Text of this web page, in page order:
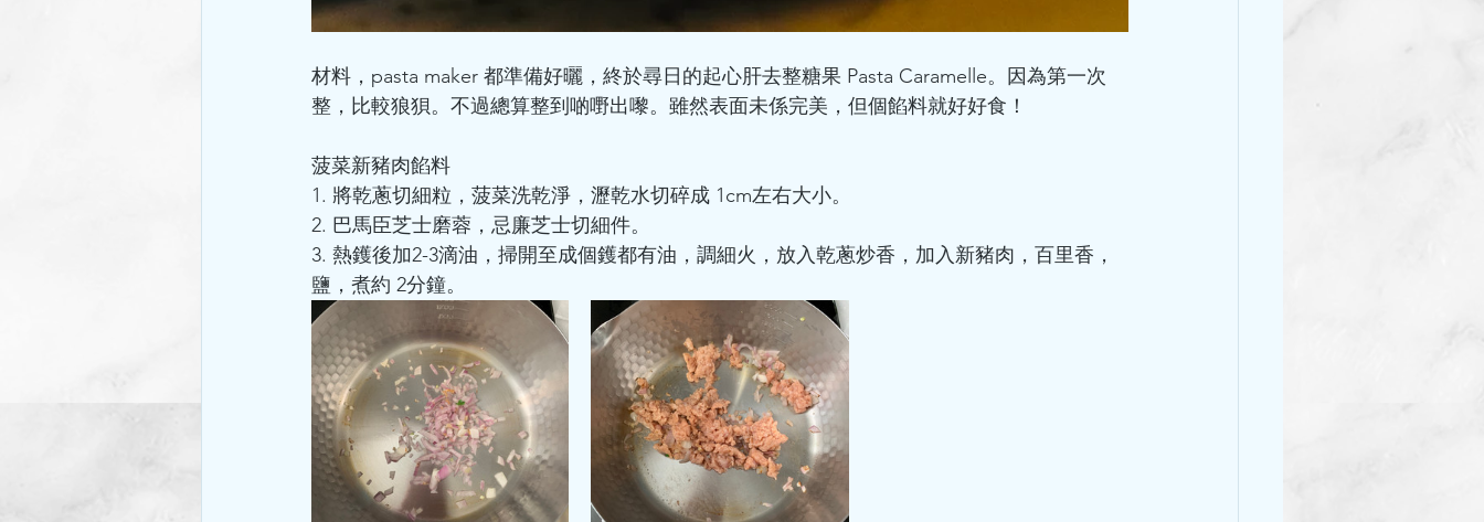
材料，pasta maker 都準備好曬，終於尋日的起心肝去整糖果 Pasta Caramelle。因為第一次
整，比較狼狽。不過總算整到啲嘢出嚟。雖然表面未係完美，但個餡料就好好食！
菠菜新豬肉餡料
1. 將乾蔥切細粒，菠菜洗乾淨，瀝乾水切碎成 1cm左右大小。
2. 巴馬臣芝士磨蓉，忌廉芝士切細件。
3. 熱鑊後加2-3滴油，掃開至成個鑊都有油，調細火，放入乾蔥炒香，加入新豬肉，百里香，
鹽，煮約 2分鐘。